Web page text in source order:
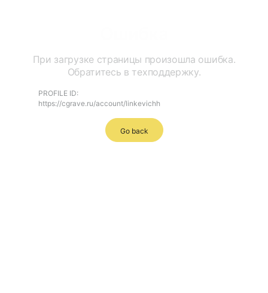
При загрузке страницы произошла ошибка.
Обратитесь в техподдержку.
PROFILE ID:
https://cgrave.ru/account/linkevichh
Go back